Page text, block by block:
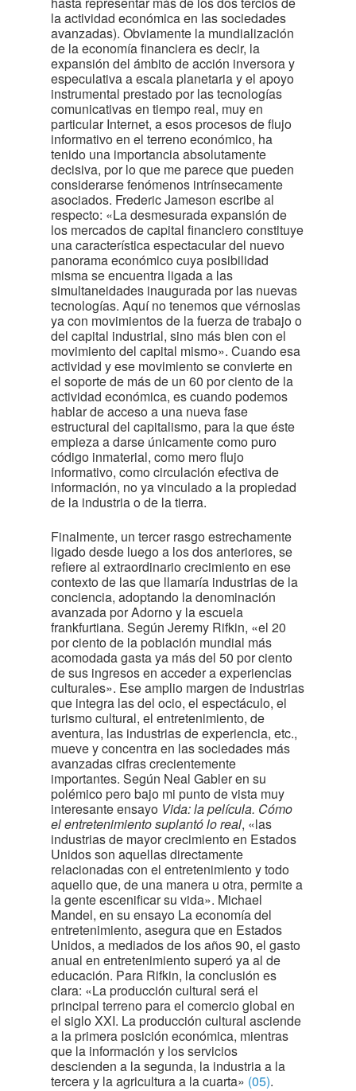
la actividad económica en las sociedades
avanzadas). Obviamente la mundialización
de la economía financiera es decir, la
expansión del ámbito de acción inversora y
especulativa a escala planetaria y el apoyo
instrumental prestado por las tecnologías
comunicativas en tiempo real, muy en
particular Internet, a esos procesos de flujo
informativo en el terreno económico, ha
tenido una importancia absolutamente
decisiva, por lo que me parece que pueden
considerarse fenómenos intrínsecamente
asociados. Frederic Jameson escribe al
respecto: «La desmesurada expansión de
los mercados de capital financiero constituye
una característica espectacular del nuevo
panorama económico cuya posibilidad
misma se encuentra ligada a las
simultaneidades inaugurada por las nuevas
tecnologías. Aquí no tenemos que vérnoslas
ya con movimientos de la fuerza de trabajo o
del capital industrial, sino más bien con el
movimiento del capital mismo». Cuando esa
actividad y ese movimiento se convierte en
el soporte de más de un 60 por ciento de la
actividad económica, es cuando podemos
hablar de acceso a una nueva fase
estructural del capitalismo, para la que éste
empieza a darse únicamente como puro
código inmaterial, como mero flujo
informativo, como circulación efectiva de
información, no ya vinculado a la propiedad
de la industria o de la tierra.
Finalmente, un tercer rasgo estrechamente
ligado desde luego a los dos anteriores, se
refiere al extraordinario crecimiento en ese
contexto de las que llamaría industrias de la
conciencia, adoptando la denominación
avanzada por Adorno y la escuela
frankfurtiana. Según Jeremy Rifkin, «el 20
por ciento de la población mundial más
acomodada gasta ya más del 50 por ciento
de sus ingresos en acceder a experiencias
culturales». Ese amplio margen de industrias
que integra las del ocio, el espectáculo, el
turismo cultural, el entretenimiento, de
aventura, las industrias de experiencia, etc.,
mueve y concentra en las sociedades más
avanzadas cifras crecientemente
importantes. Según Neal Gabler en su
polémico pero bajo mi punto de vista muy
interesante ensayo Vida: la película. Cómo
el entretenimiento suplantó lo real, «las
industrias de mayor crecimiento en Estados
Unidos son aquellas directamente
relacionadas con el entretenimiento y todo
aquello que, de una manera u otra, permite a
la gente escenificar su vida». Michael
Mandel, en su ensayo La economía del
entretenimiento, asegura que en Estados
Unidos, a mediados de los años 90, el gasto
anual en entretenimiento superó ya al de
educación. Para Rifkin, la conclusión es
clara: «La producción cultural será el
principal terreno para el comercio global en
el siglo XXI. La producción cultural asciende
a la primera posición económica, mientras
que la información y los servicios
descienden a la segunda, la industria a la
tercera y la agricultura a la cuarta» (05).